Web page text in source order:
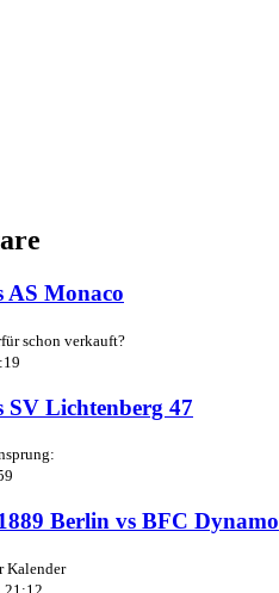
AS Monaco
schon verkauft?
SV Lichtenberg 47
Berlin vs BFC Dynamo
Kalender